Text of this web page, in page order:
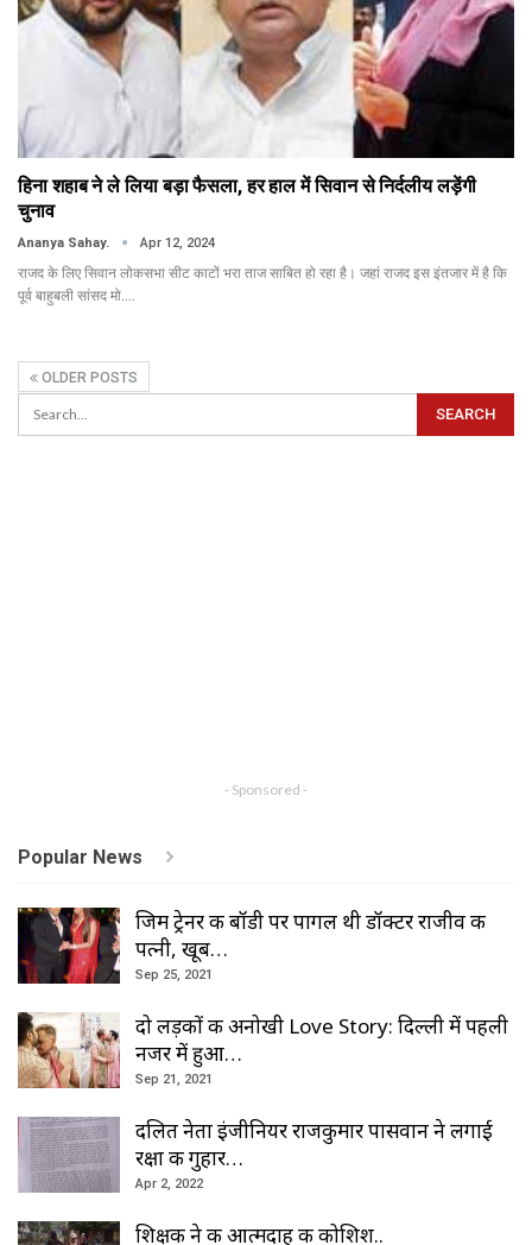
हिना शहाब ने ले लिया बड़ा फैसला, हर हाल में सिवान से निर्दलीय लड़ेंगी
चुनाव
Ananya Sahay. Apr 12, 2024
राजद के लिए सिवान लोकसभा सीट काटों भरा ताज साबित हो रहा है। जहां राजद इस इंतजार में है कि
पूर्व बाहुबली सांसद मो.…
OLDER POSTS
- Sponsored -
Popular News
जिम ट्रेनर की बॉडी पर पागल थी डॉक्टर राजीव की
पत्नी, खूब…
Sep 25, 2021
दो लड़कों की अनोखी Love Story: दिल्ली में पहली
नजर में हुआ…
Sep 21, 2021
दलित नेता इंजीनियर राजकुमार पासवान ने लगाई
रक्षा की गुहार…
Apr 2, 2022
शिक्षक ने की आत्मदाह की कोशिश..